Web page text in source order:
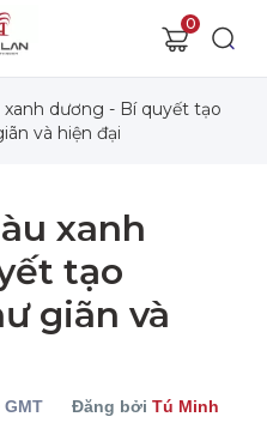
0
dương - Bí quyết tạo
và hiện đại
xanh
tạo
giãn và
GMT Đăng bởi Tú Minh